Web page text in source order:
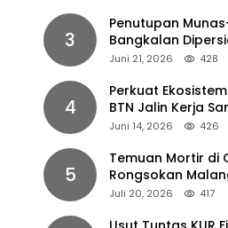
3
Penutupan
Bangkalan
Gus Ipul Turun
Juni 21, 2026 428
4
Perkuat
BTN Jalin Kerja
dengan UNAIR
Juni 14, 2026 426
5
Temuan Mortir di
Rongsokan
Gegana Polda
Juli 20, 2026 417